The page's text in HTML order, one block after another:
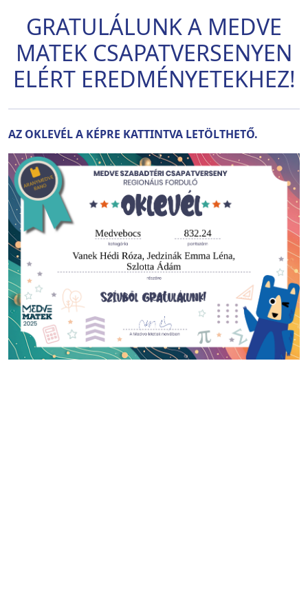
GRATULÁLUNK A MEDVE
MATEK CSAPATVERSENYEN
ELÉRT EREDMÉNYETEKHEZ!
AZ OKLEVÉL A KÉPRE KATTINTVA LETÖLTHETŐ.